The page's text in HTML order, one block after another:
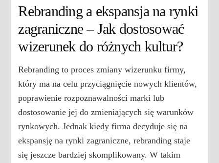
Rebranding a ekspansja na rynki
zagraniczne – Jak dostosować
wizerunek do różnych kultur?
Rebranding to proces zmiany wizerunku firmy,
który ma na celu przyciągnięcie nowych klientów,
poprawienie rozpoznawalności marki lub
dostosowanie jej do zmieniających się warunków
rynkowych. Jednak kiedy firma decyduje się na
ekspansję na rynki zagraniczne, rebranding staje
się jeszcze bardziej skomplikowany. W takim